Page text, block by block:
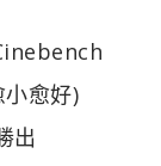
愈好)
出